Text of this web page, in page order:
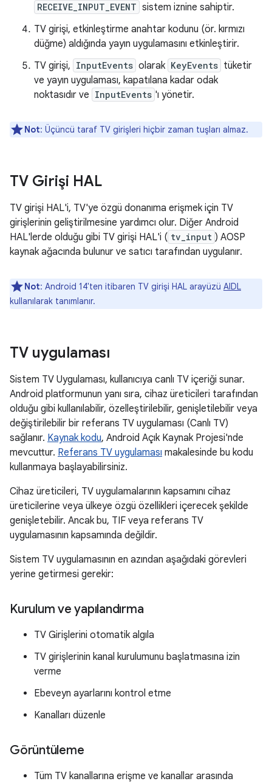
RECEIVE_INPUT_EVENT sistem iznine sahiptir.
TV girişi, etkinleştirme anahtar kodunu (ör. kırmızı
düğme) aldığında yayın uygulamasını etkinleştirir.
TV girişi, InputEvents olarak KeyEvents tüketir
ve yayın uygulaması, kapatılana kadar odak
noktasıdır ve InputEvents 'ı yönetir.
Not: Üçüncü taraf TV girişleri hiçbir zaman tuşları almaz.
TV Girişi HAL
TV girişi HAL'i, TV'ye özgü donanıma erişmek için TV
girişlerinin geliştirilmesine yardımcı olur. Diğer Android
HAL'lerde olduğu gibi TV girişi HAL'i ( tv_input ) AOSP
kaynak ağacında bulunur ve satıcı tarafından uygulanır.
Not: Android 14'ten itibaren TV girişi HAL arayüzü AIDL
kullanılarak tanımlanır.
TV uygulaması
Sistem TV Uygulaması, kullanıcıya canlı TV içeriği sunar.
Android platformunun yanı sıra, cihaz üreticileri tarafından
olduğu gibi kullanılabilir, özelleştirilebilir, genişletilebilir veya
değiştirilebilir bir referans TV uygulaması (Canlı TV)
sağlanır. Kaynak kodu, Android Açık Kaynak Projesi'nde
mevcuttur. Referans TV uygulaması makalesinde bu kodu
kullanmaya başlayabilirsiniz.
Cihaz üreticileri, TV uygulamalarının kapsamını cihaz
üreticilerine veya ülkeye özgü özellikleri içerecek şekilde
genişletebilir. Ancak bu, TIF veya referans TV
uygulamasının kapsamında değildir.
Sistem TV uygulamasının en azından aşağıdaki görevleri
yerine getirmesi gerekir:
Kurulum ve yapılandırma
TV Girişlerini otomatik algıla
TV girişlerinin kanal kurulumunu başlatmasına izin
verme
Ebeveyn ayarlarını kontrol etme
Kanalları düzenle
Görüntüleme
Tüm TV kanallarına erişme ve kanallar arasında